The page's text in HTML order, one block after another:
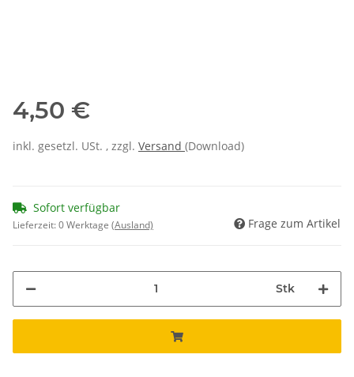
4,50 €
inkl. gesetzl. USt. , zzgl. Versand (Download)
Sofort verfügbar
Lieferzeit:0 Werktage (Ausland) Frage zum Artikel
Stk